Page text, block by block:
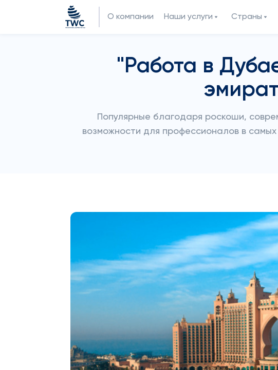
О компании Наши услуги Страны
"Работа в
Популярные благодаря роскоши,
возможности для профессионалов в